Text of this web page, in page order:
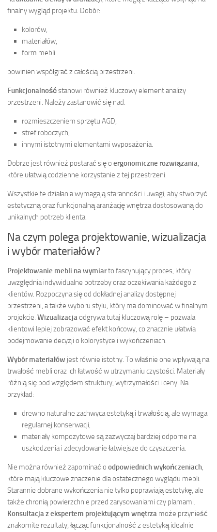
finalny wygląd projektu. Dobór:
kolorów,
materiałów,
form mebli
powinien współgrać z całością przestrzeni.
Funkcjonalnośćstanowi również kluczowy element analizy
przestrzeni. Należy zastanowić się nad:
rozmieszczeniem sprzętu AGD,
stref roboczych,
innymi istotnymi elementami wyposażenia.
Dobrze jest również postarać się o ergonomiczne rozwiązania,
które ułatwią codzienne korzystanie z tej przestrzeni.
Wszystkie te działania wymagają staranności i uwagi, aby stworzyć
estetyczną oraz funkcjonalną aranżację wnętrza dostosowaną do
unikalnych potrzeb klienta.
Na czym polega projektowanie, wizualizacja
i wybór materiałów?
Projektowanie mebli na wymiarto fascynujący proces, który
uwzględnia indywidualne potrzeby oraz oczekiwania każdego z
klientów. Rozpoczyna się od dokładnej analizy dostępnej
przestrzeni, a także wyboru stylu, który ma dominować w finalnym
projekcie. Wizualizacjaodgrywa tutaj kluczową rolę – pozwala
klientowi lepiej zobrazować efekt końcowy, co znacznie ułatwia
podejmowanie decyzji o kolorystyce i wykończeniach.
Wybór materiałów jest równie istotny. To właśnie one wpływają na
trwałość mebli oraz ich łatwość w utrzymaniu czystości. Materiały
różnią się pod względem struktury, wytrzymałości i ceny. Na
przykład:
drewno naturalne zachwyca estetyką i trwałością, ale wymaga
regularnej konserwacji,
materiały kompozytowe są zazwyczaj bardziej odporne na
uszkodzenia i zdecydowanie łatwiejsze do czyszczenia.
Nie można również zapominać o odpowiednich wykończeniach,
które mają kluczowe znaczenie dla ostatecznego wyglądu mebli.
Starannie dobrane wykończenia nie tylko poprawiają estetykę, ale
także chronią powierzchnie przed zarysowaniami czy plamami.
Konsultacja z ekspertem projektującym wnętrza może przynieść
znakomite rezultaty, łącząc funkcjonalność z estetyką idealnie